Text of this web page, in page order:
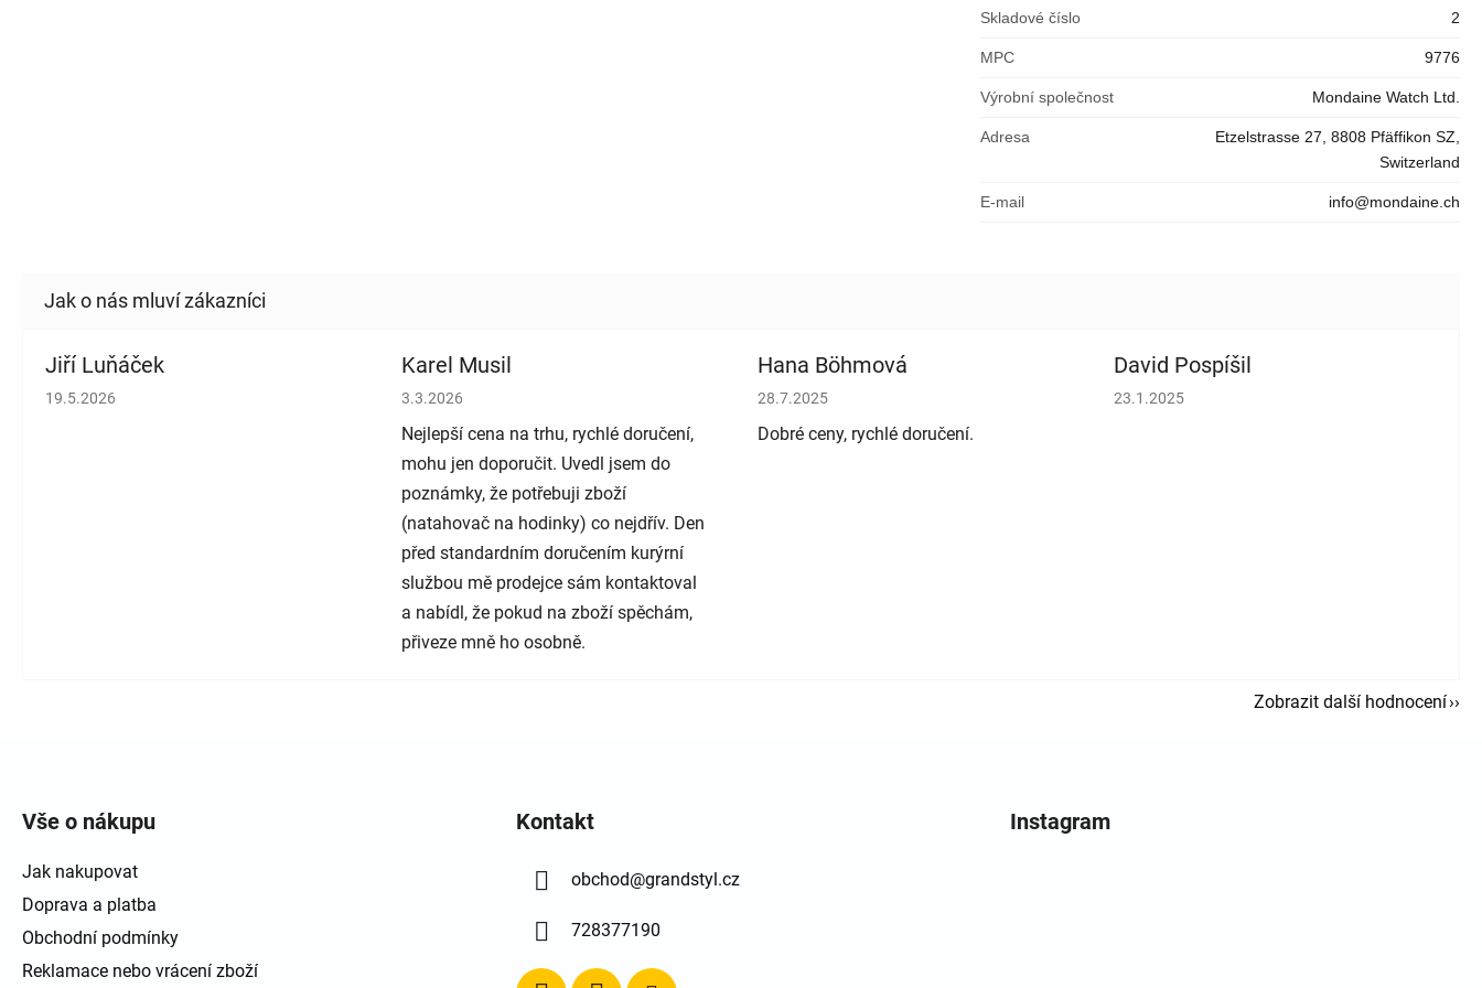
Skladové číslo 2
MPC 9776
Výrobní společnost Mondaine Watch Ltd.
Adresa
Etzelstrasse 27, 8808 Pfäffikon SZ,
Switzerland
E-mail info@mondaine.ch
Jiří Luňáček
Hodnocení obchodu je 5 z 5 hvězdiček.
19.5.2026
Karel Musil
Hodnocení obchodu je 5 z 5 hvězdiček.
3.3.2026
Nejlepší cena na trhu, rychlé doručení,
mohu jen doporučit. Uvedl jsem do
poznámky, že potřebuji zboží
(natahovač na hodinky) co nejdřív. Den
před standardním doručením kurýrní
službou mě prodejce sám kontaktoval
a nabídl, že pokud na zboží spěchám,
přiveze mně ho osobně.
Hana Böhmová
Hodnocení obchodu je 5 z 5 hvězdiček.
28.7.2025
Dobré ceny, rychlé doručení.
David Pospíšil
Hodnocení obchodu je 5 z 5 hvězdiček.
23.1.2025
Zobrazit další hodnocení
Vše o nákupu
Jak nakupovat
Doprava a platba
Obchodní podmínky
Reklamace nebo vrácení zboží
Kontakt
obchod@grandstyl.cz
728377190
Instagram